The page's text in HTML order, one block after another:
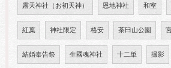
露天神社（お初天神） 恩地神社 和室
紅葉 神社限定 格安 茶臼山公園
結婚奉告祭 生國魂神社 十二単 撮影